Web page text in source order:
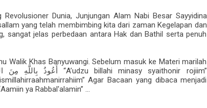
Dunia, Junjungan Alam Nabi Besar Sayyidina
yang telah membimbing kita dari zaman Kegelapan dan
sangat jelas perbedaan antara Hak dan Bathil serta penuh
Walik Khas Banyuwangi. Sebelum masuk ke Materi marilah
أَعُوذُ بِاللَّهِ مِنَ
“A’udzu billahi minasy syaithonir rojiim”
Agar Bacaan yang dibaca menjadi
ya Rabbal'alamin” ...